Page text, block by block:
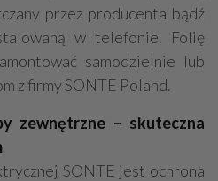
przez producenta bądź
w telefonie. Folię
samodzielnie lub
z firmy SONTE Poland.
zewnętrzne – skuteczna
SONTE jest ochrona